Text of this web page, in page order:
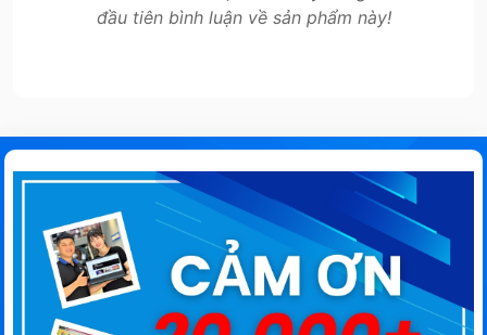
đầu tiên bình luận về sản phẩm này!